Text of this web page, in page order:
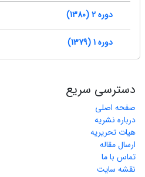
دوره 2 (1380)
دوره 1 (1379)
دسترسی سریع
صفحه اصلی
درباره نشریه
هیات تحریریه
ارسال مقاله
تماس با ما
نقشه سایت